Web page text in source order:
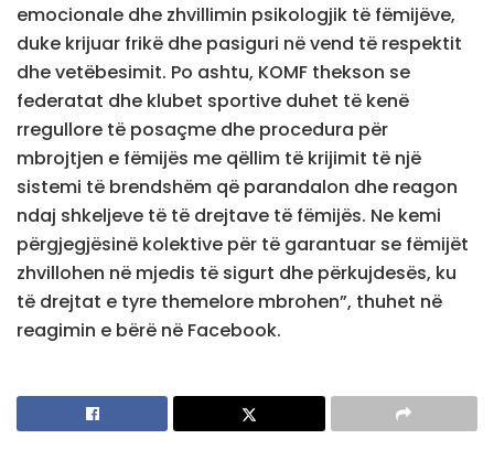
emocionale dhe zhvillimin psikologjik të fëmijëve,
duke krijuar frikë dhe pasiguri në vend të respektit
dhe vetëbesimit. Po ashtu, KOMF thekson se
federatat dhe klubet sportive duhet të kenë
rregullore të posaçme dhe procedura për
mbrojtjen e fëmijës me qëllim të krijimit të një
sistemi të brendshëm që parandalon dhe reagon
ndaj shkeljeve të të drejtave të fëmijës. Ne kemi
përgjegjësinë kolektive për të garantuar se fëmijët
zhvillohen në mjedis të sigurt dhe përkujdesës, ku
të drejtat e tyre themelore mbrohen”, thuhet në
reagimin e bërë në Facebook.